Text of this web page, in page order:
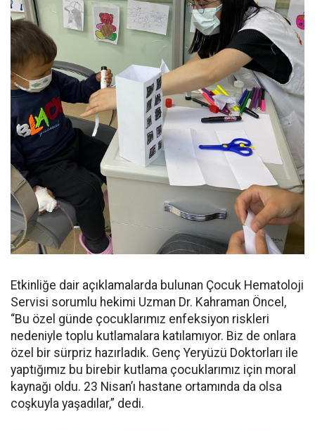
Etkinliğe dair açıklamalarda bulunan Çocuk Hematoloji
Servisi sorumlu hekimi Uzman Dr. Kahraman Öncel,
“Bu özel günde çocuklarımız enfeksiyon riskleri
nedeniyle toplu kutlamalara katılamıyor. Biz de onlara
özel bir sürpriz hazırladık. Genç Yeryüzü Doktorları ile
yaptığımız bu birebir kutlama çocuklarımız için moral
kaynağı oldu. 23 Nisan’ı hastane ortamında da olsa
coşkuyla yaşadılar,” dedi.